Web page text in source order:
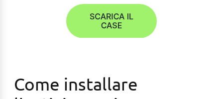
Come installare